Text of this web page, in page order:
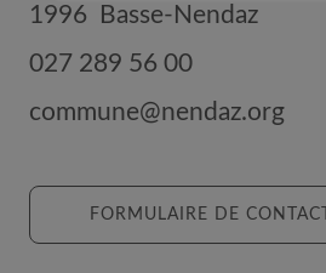
1996
Basse-Nendaz
027 289 56 00
commune@nendaz.org
FORMULAIRE DE CONTACT